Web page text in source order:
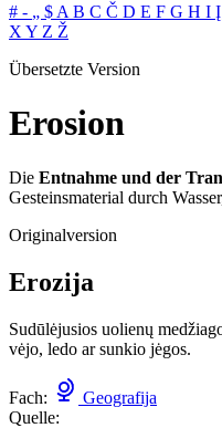
# ‐ „ $ A B C Č D E F G H I Į
X Y Z Ž
Übersetzte Version
Erosion
Die Entnahme und der
Gesteinsmaterial durch
Originalversion
Erozija
Sudūlėjusios uolienų
vėjo, ledo ar sunkio jėgos.
Fach:
Geografija
Quelle: